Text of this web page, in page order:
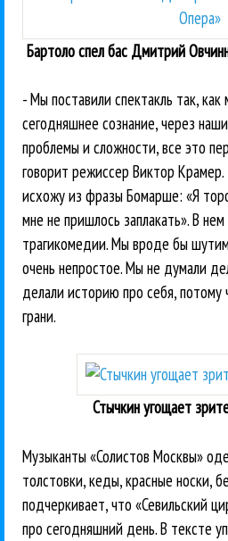
Бартоло спел бас Дмитрий
- Мы поставили спектакль так,
сегодняшнее сознание, через
проблемы и сложности, все это
говорит режиссер Виктор
исхожу из фразы Бомарше: «Я
мне не пришлось заплакать». В нем
трагикомедии. Мы вроде бы
очень непростое. Мы не думали
делали историю про себя, потому
грани.
Стычкин угощает
Музыканты «Солистов Москвы»
толстовки, кеды, красные носки,
подчеркивает, что «Севильский
про сегодняшний день. В тексте